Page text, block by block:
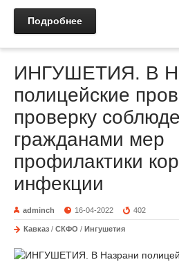
Подробнее
ИНГУШЕТИЯ. В
полицейские
проверку
гражданами мер
профилактики
инфекции
adminch 16-04-2022 402
Кавказ / СКФО / Ингушетия